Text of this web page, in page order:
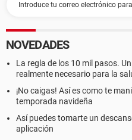
NOVEDADES
La regla de los 10 mil pasos.
realmente necesario para la
¡No caigas! Así es como te
temporada navideña
Así puedes tomarte un
aplicación